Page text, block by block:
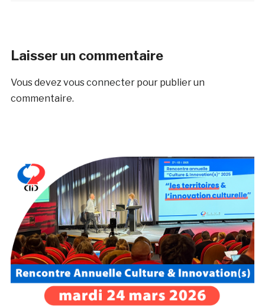
Laisser un commentaire
Vous devezvous connecterpour publier un
commentaire.